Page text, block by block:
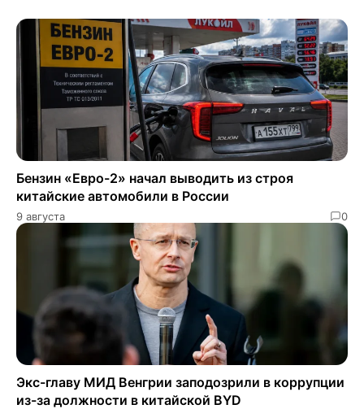
Бензин «Евро-2» начал выводить из строя
китайские автомобили в России
9 августа 0
Экс-главу МИД Венгрии заподозрили в коррупции
из-за должности в китайской BYD